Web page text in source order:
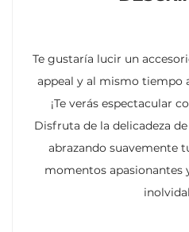
Te gustaría lucir un
appeal y al mismo tiempo
¡Te verás espectacular
Disfruta de la delicadeza
abrazando suavemente
momentos apasionantes